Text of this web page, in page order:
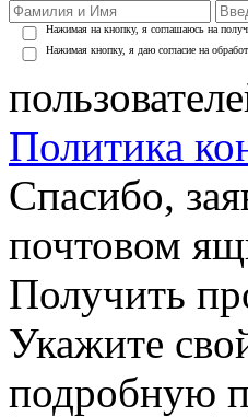
Нажимая на кнопку, я соглашаюсь на
Нажимая кнопку, я даю согласие на
Политика
Спасибо,
почтовом
Получить
Укажите
подробную